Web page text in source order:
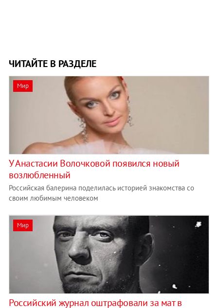
ЧИТАЙТЕ В РАЗДЕЛЕ
Мир
У Анастасии Волочковой появился новый
возлюбленный
Российская балерина поделилась историей знакомства со
своим любимым человеком
Мир
Российский журнал оштрафовали за мат в